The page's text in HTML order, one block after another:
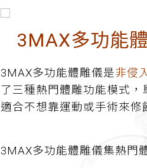
3MAX多功能
3MAX多功能體雕儀是非侵
了三種熱門體雕功能模式
適合不想靠運動或手術來修
3MAX多功能體雕儀集熱門